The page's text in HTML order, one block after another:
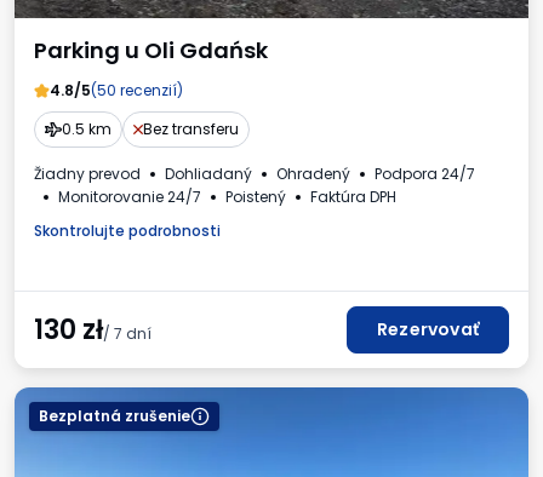
Parking u Oli Gdańsk
4.8/5(50 recenzií)
0.5 km
Bez transferu
Žiadny prevod Dohliadaný Ohradený
Podpora 24/7
Monitorovanie 24/7
Poistený
Faktúra DPH
Skontrolujte podrobnosti
130 zł/ 7 dní Rezervovať
Bezplatná zrušenie